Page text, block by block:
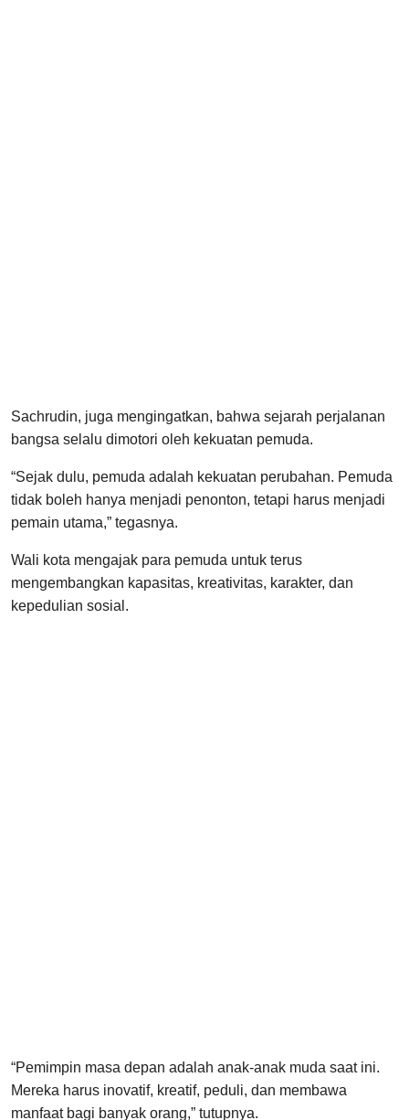
Sachrudin, juga mengingatkan, bahwa sejarah perjalanan
bangsa selalu dimotori oleh kekuatan pemuda.
“Sejak dulu, pemuda adalah kekuatan perubahan. Pemuda
tidak boleh hanya menjadi penonton, tetapi harus menjadi
pemain utama,” tegasnya.
Wali kota mengajak para pemuda untuk terus
mengembangkan kapasitas, kreativitas, karakter, dan
kepedulian sosial.
“Pemimpin masa depan adalah anak-anak muda saat ini.
Mereka harus inovatif, kreatif, peduli, dan membawa
manfaat bagi banyak orang,” tutupnya.